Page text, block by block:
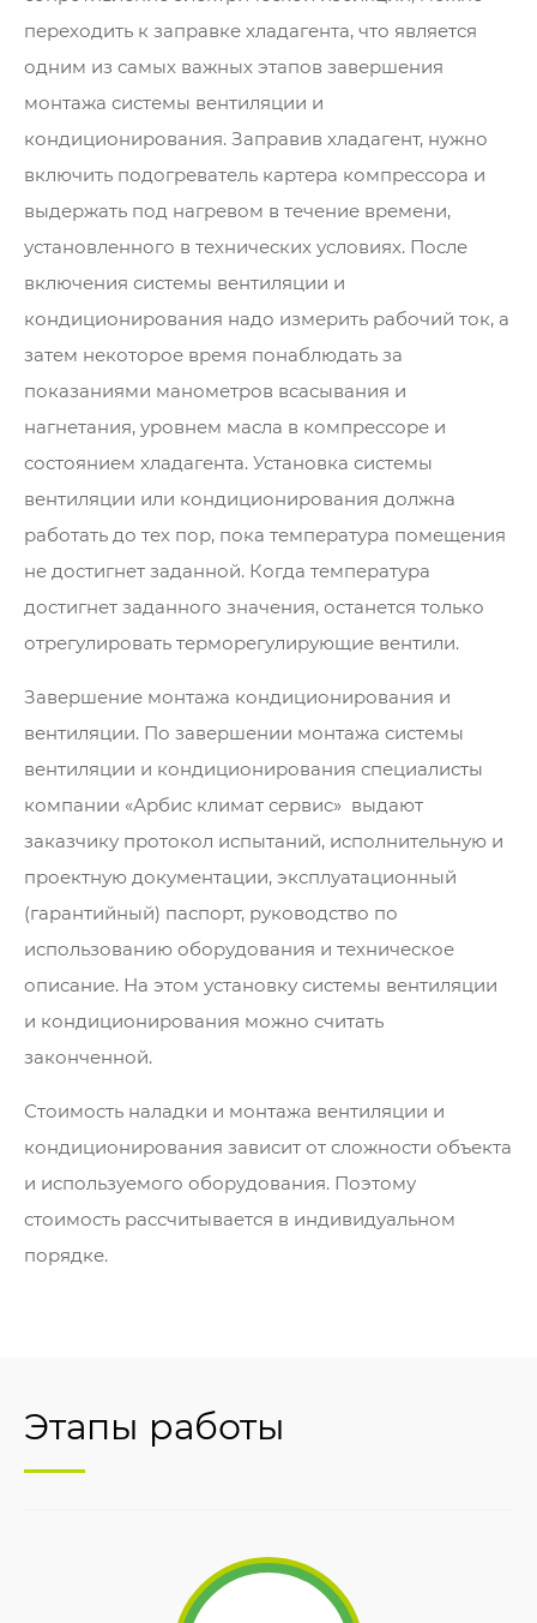
переходить к заправке хладагента, что является
одним из самых важных этапов завершения
монтажа системы вентиляции и
кондиционирования. Заправив хладагент, нужно
включить подогреватель картера компрессора и
выдержать под нагревом в течение времени,
установленного в технических условиях. После
включения системы вентиляции и
кондиционирования надо измерить рабочий ток, а
затем некоторое время понаблюдать за
показаниями манометров всасывания и
нагнетания, уровнем масла в компрессоре и
состоянием хладагента. Установка системы
вентиляции или кондиционирования должна
работать до тех пор, пока температура помещения
не достигнет заданной. Когда температура
достигнет заданного значения, останется только
отрегулировать терморегулирующие вентили.
Завершение монтажа кондиционирования и
вентиляции. По завершении монтажа системы
вентиляции и кондиционирования специалисты
компании «Арбис климат сервис» выдают
заказчику протокол испытаний, исполнительную и
проектную документации, эксплуатационный
(гарантийный) паспорт, руководство по
использованию оборудования и техническое
описание. На этом установку системы вентиляции
и кондиционирования можно считать
законченной.
Стоимость наладки и монтажа вентиляции и
кондиционирования зависит от сложности объекта
и используемого оборудования. Поэтому
стоимость рассчитывается в индивидуальном
порядке.
Этапы работы